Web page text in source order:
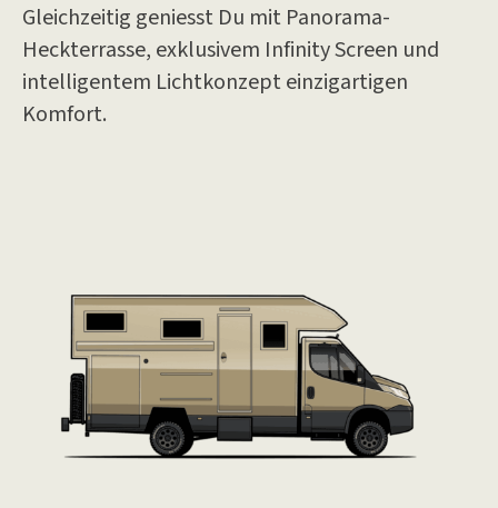
Gleichzeitig geniesst Du mit Panorama-
Heckterrasse, exklusivem Infinity Screen und
intelligentem Lichtkonzept einzigartigen
Komfort.